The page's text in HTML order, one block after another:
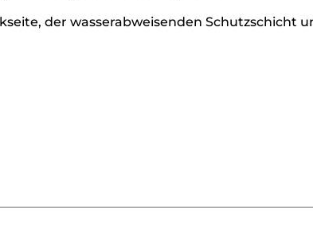
der wasserabweisenden Schutzschicht